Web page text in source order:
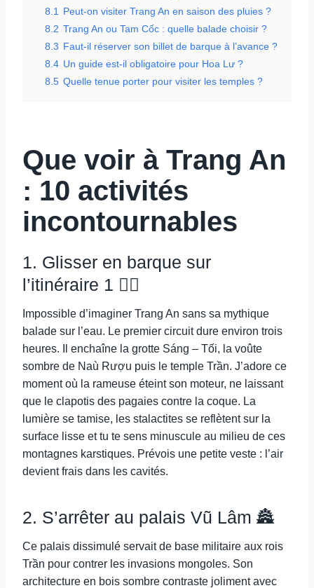
8.1
Peut-on visiter Trang An en saison des pluies ?
8.2 Trang An ou Tam Cốc : quelle balade choisir ?
8.3 Faut-il réserver son billet de barque à l’avance ?
8.4 Un guide est-il obligatoire pour Hoa Lư ?
8.5 Quelle tenue porter pour visiter les temples ?
Que voir à Trang An
: 10 activités
incontournables
1. Glisser en barque sur
l’itinéraire 1 🚣‍♀️
Impossible d’imaginer Trang An sans sa mythique
balade sur l’eau. Le premier circuit dure environ trois
heures. Il enchaîne la grotte Sáng – Tối, la voûte
sombre de Naù Rượu puis le temple Trần. J’adore ce
moment où la rameuse éteint son moteur, ne laissant
que le clapotis des pagaies contre la coque. La
lumière se tamise, les stalactites se reflètent sur la
surface lisse et tu te sens minuscule au milieu de ces
montagnes karstiques. Prévois une petite veste : l’air
devient frais dans les cavités.
2. S’arrêter au palais Vũ Lâm 🏯
Ce palais dissimulé servait de base militaire aux rois
Trần pour contrer les invasions mongoles. Son
architecture en bois sombre contraste joliment avec